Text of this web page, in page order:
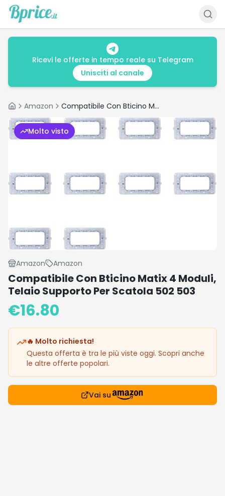
Ricevi le offerte in tempo reale su Telegram
Unisciti al canale
HomeAmazon Compatibile Con Bticino Matix 4 Moduli, Telaio Supporto Per Scatola 502 503
Molto visto
Amazon Amazon
Compatibile Con Bticino Matix 4 Moduli,
Telaio Supporto Per Scatola 502 503
€16.80
🔥 Molto richiesta!
Questa offerta è tra le più viste oggi. Scopri anche
le altre offerte popolari.
Vai su